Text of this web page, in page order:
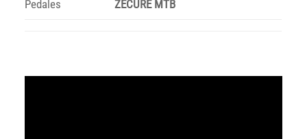
Pedales ZECURE MTB